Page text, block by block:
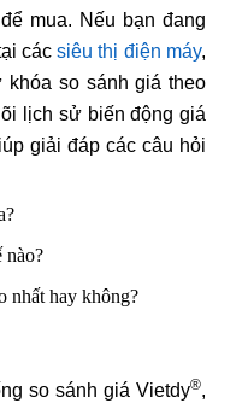
mua. Nếu bạn đang
cácsiêu thị điện máy,
khóa so sánh giá theo
lịch sử biến động giá
giải đáp các câu hỏi
nào?
nhất hay không?
so sánh giá Vietdy®,